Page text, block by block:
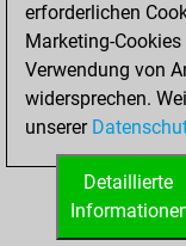
erforderlichen
Marketing-
Verwendung von
widersprechen.
unserer
Detaillierte